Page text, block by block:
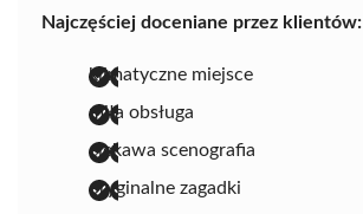
Najczęściej doceniane przez klientów:
klimatyczne miejsce
miła obsługa
ciekawa scenografia
oryginalne zagadki